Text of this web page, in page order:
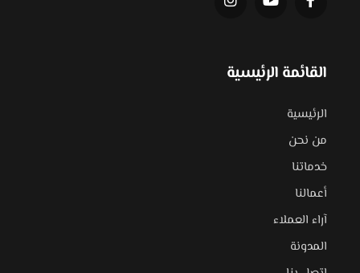
القائمة الرئيسية
الرئيسية
من نحن
خدماتنا
أعمالنا
آراء العملاء
المدونة